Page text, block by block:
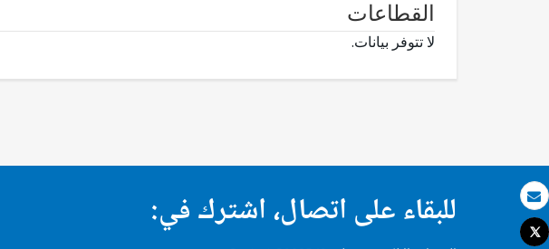
بريد الكتروني
Tweet
القطاعات
لا تتوفر بيانات.
للبقاء على اتصال، اشترك في: